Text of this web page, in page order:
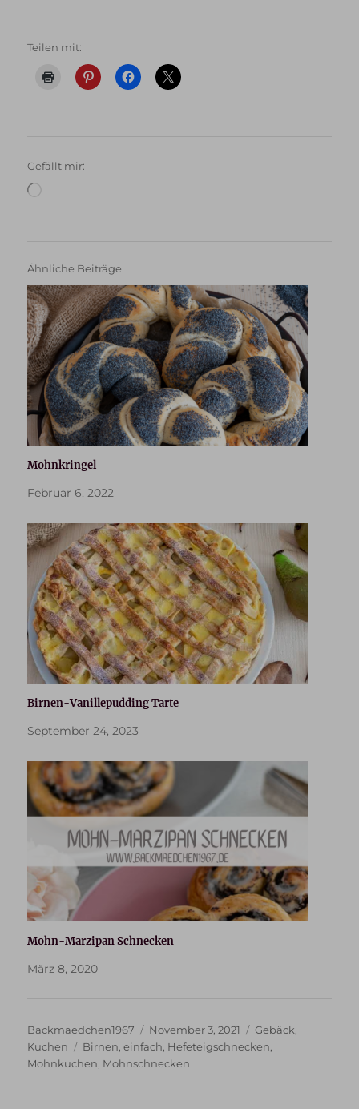
Teilen mit:
Gefällt mir:
Ähnliche Beiträge
Mohnkringel
Februar 6, 2022
Birnen-Vanillepudding Tarte
September 24, 2023
Mohn-Marzipan Schnecken
März 8, 2020
Autor
Backmaedchen1967
Veröffentlicht
am
November 3, 2021 Kategorien
Gebäck,
Kuchen
Schlagwörter
Birnen,einfach, Hefeteigschnecken,
Mohnkuchen, Mohnschnecken